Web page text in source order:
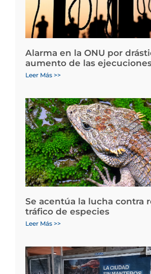
Alarma en la ONU por
aumento de las
Leer Más >>
Se acentúa la lucha contra
tráfico de especies
Leer Más >>